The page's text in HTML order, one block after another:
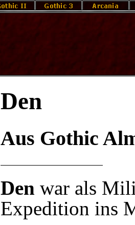
Den
Aus Gothic
Den war als
Expedition ins